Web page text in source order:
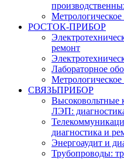
РОСТОК-ПРИБОР
ремонт
Лабораторное
СВЯЗЬПРИБОР
Высоковольтные
ЛЭП:
диагностика и
Энергоаудит и
Трубопроводы: